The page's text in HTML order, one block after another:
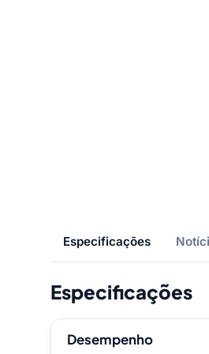
Especificações
Especificações
Desempenho